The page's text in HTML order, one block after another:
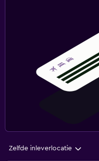
Zelfde inleverlocatie